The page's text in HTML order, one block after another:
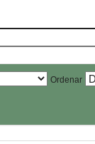
Ordenar